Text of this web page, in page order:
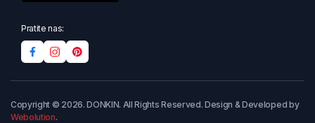
Pratite nas:
Copyright © 2026. DONKIN. All Rights Reserved. Design & Developed by
Webolution.